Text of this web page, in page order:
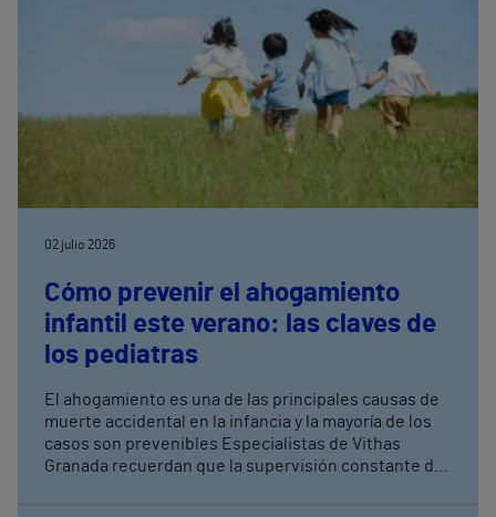
02 julio 2026
Cómo prevenir el ahogamiento
infantil este verano: las claves de
los pediatras
El ahogamiento es una de las principales causas de
muerte accidental en la infancia y la mayoría de los
casos son prevenibles Especialistas de Vithas
Granada recuerdan que la supervisión constante de